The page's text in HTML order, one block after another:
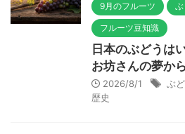
9月のフルーツ ぶ
フルーツ豆知識
日本のぶどうは
お坊さんの夢か
2026/8/1 ぶ
歴史